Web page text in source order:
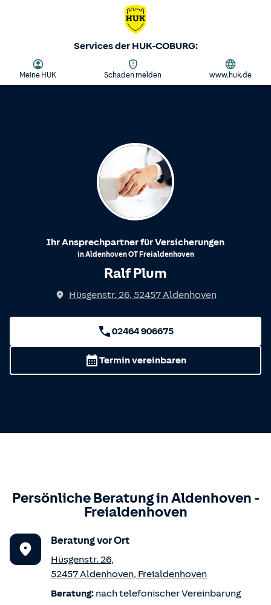
Services der HUK-COBURG:
Meine HUK Schaden melden www.huk.de
Ihr Ansprechpartner für Versicherungen
inAldenhovenOT Freialdenhoven
Ralf Plum
Hüsgenstr. 26, 52457Aldenhoven
02464 906675
Termin vereinbaren
Persönliche Beratung inAldenhoven -
Freialdenhoven
Beratung vor Ort
Hüsgenstr. 26,
52457Aldenhoven, Freialdenhoven
Beratung: nach telefonischer Vereinbarung